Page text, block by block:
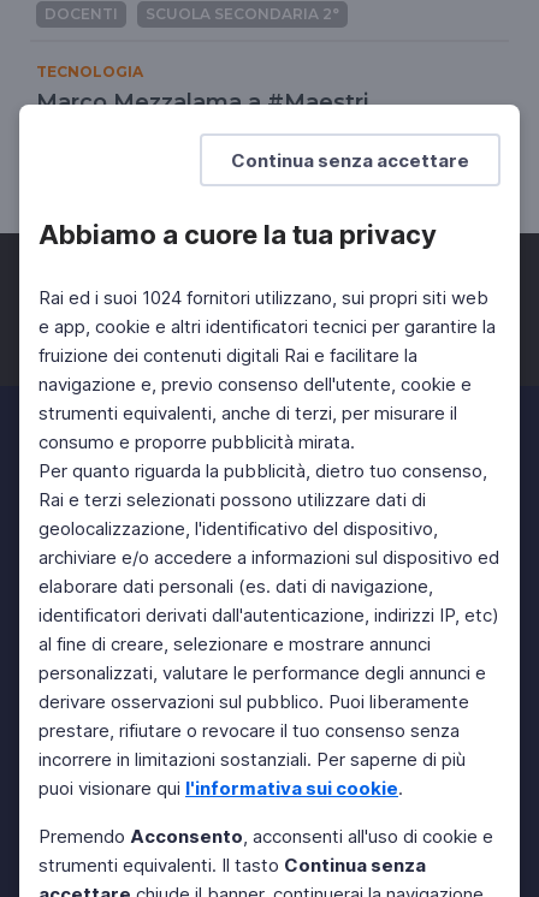
Continua senza accettare
Abbiamo a cuore la tua privacy
Rai ed i suoi 1024 fornitori utilizzano, sui propri siti web
e app, cookie e altri identificatori tecnici per garantire la
fruizione dei contenuti digitali Rai e facilitare la
navigazione e, previo consenso dell'utente, cookie e
strumenti equivalenti, anche di terzi, per misurare il
consumo e proporre pubblicità mirata.
Per quanto riguarda la pubblicità, dietro tuo consenso,
Rai e terzi selezionati possono utilizzare dati di
geolocalizzazione, l'identificativo del dispositivo,
archiviare e/o accedere a informazioni sul dispositivo ed
elaborare dati personali (es. dati di navigazione,
identificatori derivati dall'autenticazione, indirizzi IP, etc)
al fine di creare, selezionare e mostrare annunci
personalizzati, valutare le performance degli annunci e
derivare osservazioni sul pubblico. Puoi liberamente
prestare, rifiutare o revocare il tuo consenso senza
incorrere in limitazioni sostanziali. Per saperne di più
puoi visionare qui l'informativa sui cookie.
Premendo Acconsento, acconsenti all'uso di cookie e
strumenti equivalenti. Il tasto Continua senza
DOCENTI SCUOLA SECONDARIA 2°
TECNOLOGIA
Marco Mezzalama a #Maestri
Che cos'è internet?
SCUOLA SECONDARIA 2°
Facebook Twitter Instagram